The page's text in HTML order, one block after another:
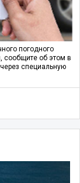
погодного
сообщите об этом в
специальную